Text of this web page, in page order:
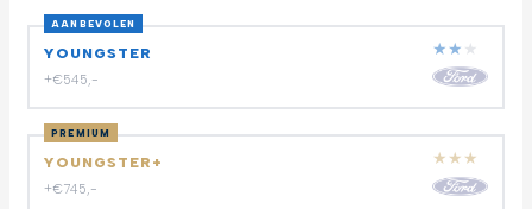
AANBEVOLEN
YOUNGSTER
+€545,-
★★ ★
PREMIUM
YOUNGSTER+
+€745,-
★ ★ ★